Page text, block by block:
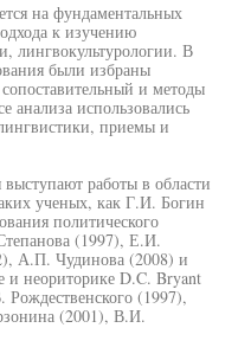
на фундаментальных
к изучению
лингвокультурологии. В
были избраны
и методы
анализа использовались
приемы и
работы в области
ученых, как Г.И. Богин
политического
(1997), Е.И.
А.П. Чудинова (2008) и
и неориторике D.C. Bryant
(1997),
(2001), В.И.